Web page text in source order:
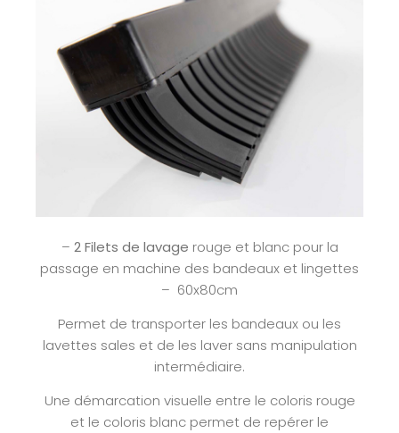
– 2 Filets de lavage rouge et blanc pour la
passage en machine des bandeaux et lingettes
– 60x80cm
Permet de transporter les bandeaux ou les
lavettes sales et de les laver sans manipulation
intermédiaire.
Une démarcation visuelle entre le coloris rouge
et le coloris blanc permet de repérer le